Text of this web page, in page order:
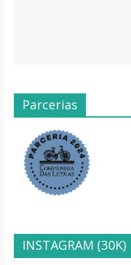
Parcerias
INSTAGRAM (30K)